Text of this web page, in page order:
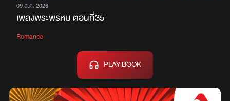
09 ส.ค. 2026
เพลงพระพรหม ตอนที่35
Romance
PLAY BOOK